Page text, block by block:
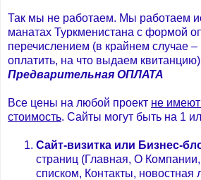
Так мы не работаем. Мы работаем
манатах Туркменистана с формой
перечислением (в крайнем случае
оплатить, на что выдаем
Предварительная ОПЛАТА
Все цены на любой проект не
стоимость. Сайты могут быть на 1
Сайт-визитка или Бизнес-
страниц (Главная, О
списком, Контакты, новостная